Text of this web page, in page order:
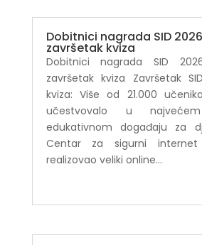
Dobitnici nagrada SID
završetak kviza
Dobitnici nagrada SID
završetak kviza Završetak
kviza: Više od 21.000
učestvovalo u
edukativnom događaju za
Centar za sigurni
realizovao veliki online...